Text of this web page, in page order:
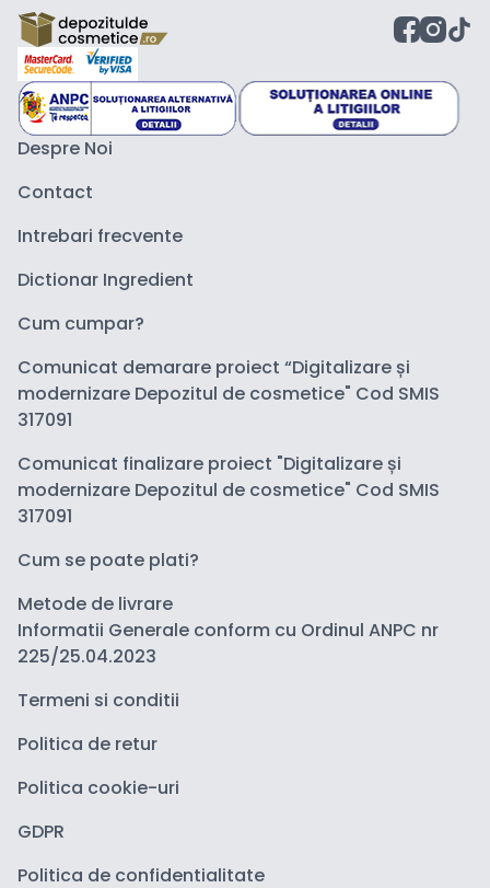
Despre Noi
Contact
Intrebari frecvente
Dictionar Ingredient
Cum cumpar?
Comunicat demarare proiect “Digitalizare și
modernizare Depozitul de cosmetice" Cod SMIS
317091
Comunicat finalizare proiect "Digitalizare și
modernizare Depozitul de cosmetice" Cod SMIS
317091
Cum se poate plati?
Metode de livrare
Informatii Generale conform cu Ordinul ANPC nr
225/25.04.2023
Termeni si conditii
Politica de retur
Politica cookie-uri
GDPR
Politica de confidentialitate